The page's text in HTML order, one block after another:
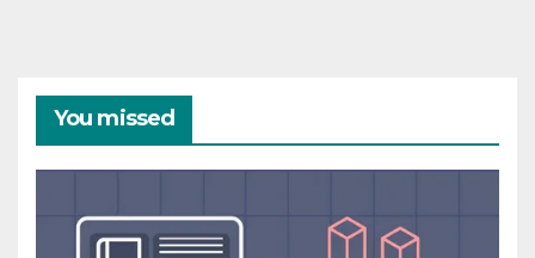
You missed